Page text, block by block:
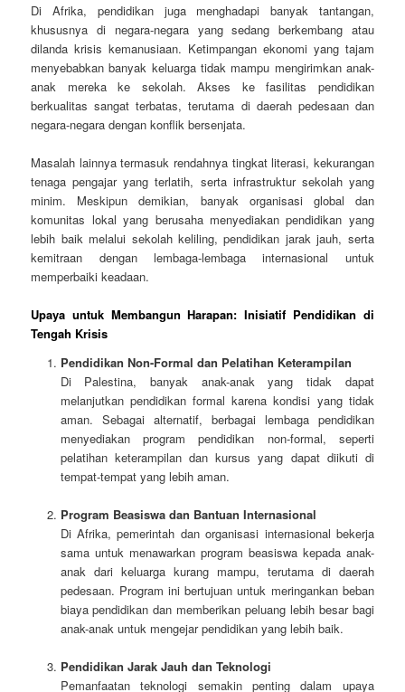
Di Afrika, pendidikan juga menghadapi banyak tantangan,
khususnya di negara-negara yang sedang berkembang atau
dilanda krisis kemanusiaan. Ketimpangan ekonomi yang tajam
menyebabkan banyak keluarga tidak mampu mengirimkan anak-
anak mereka ke sekolah. Akses ke fasilitas pendidikan
berkualitas sangat terbatas, terutama di daerah pedesaan dan
negara-negara dengan konflik bersenjata.
Masalah lainnya termasuk rendahnya tingkat literasi, kekurangan
tenaga pengajar yang terlatih, serta infrastruktur sekolah yang
minim. Meskipun demikian, banyak organisasi global dan
komunitas lokal yang berusaha menyediakan pendidikan yang
lebih baik melalui sekolah keliling, pendidikan jarak jauh, serta
kemitraan dengan lembaga-lembaga internasional untuk
memperbaiki keadaan.
Upaya untuk Membangun Harapan: Inisiatif Pendidikan di
Tengah Krisis
Pendidikan Non-Formal dan Pelatihan Keterampilan
Di Palestina, banyak anak-anak yang tidak dapat
melanjutkan pendidikan formal karena kondisi yang tidak
aman. Sebagai alternatif, berbagai lembaga pendidikan
menyediakan program pendidikan non-formal, seperti
pelatihan keterampilan dan kursus yang dapat diikuti di
tempat-tempat yang lebih aman.
Program Beasiswa dan Bantuan Internasional
Di Afrika, pemerintah dan organisasi internasional bekerja
sama untuk menawarkan program beasiswa kepada anak-
anak dari keluarga kurang mampu, terutama di daerah
pedesaan. Program ini bertujuan untuk meringankan beban
biaya pendidikan dan memberikan peluang lebih besar bagi
anak-anak untuk mengejar pendidikan yang lebih baik.
Pendidikan Jarak Jauh dan Teknologi
Pemanfaatan teknologi semakin penting dalam upaya